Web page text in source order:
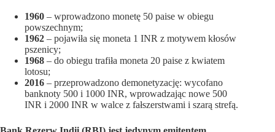
1960 – wprowadzono monetę 50 paise w obiegu
powszechnym;
1962 – pojawiła się moneta 1 INR z motywem kłosów
pszenicy;
1968 – do obiegu trafiła moneta 20 paise z kwiatem
lotosu;
2016 – przeprowadzono demonetyzację: wycofano
banknoty 500 i 1000 INR, wprowadzając nowe 500
INR i 2000 INR w walce z fałszerstwami i szarą strefą.